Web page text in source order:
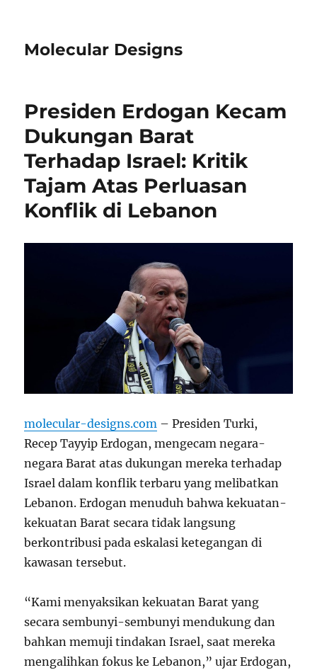
Molecular Designs
Presiden Erdogan Kecam
Dukungan Barat
Terhadap Israel: Kritik
Tajam Atas Perluasan
Konflik di Lebanon
molecular-designs.com – Presiden Turki,
Recep Tayyip Erdogan, mengecam negara-
negara Barat atas dukungan mereka terhadap
Israel dalam konflik terbaru yang melibatkan
Lebanon. Erdogan menuduh bahwa kekuatan-
kekuatan Barat secara tidak langsung
berkontribusi pada eskalasi ketegangan di
kawasan tersebut.
“Kami menyaksikan kekuatan Barat yang
secara sembunyi-sembunyi mendukung dan
bahkan memuji tindakan Israel, saat mereka
mengalihkan fokus ke Lebanon,” ujar Erdogan,